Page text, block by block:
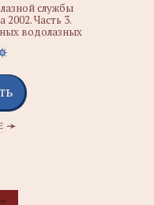
службы
Часть 3.
водолазных